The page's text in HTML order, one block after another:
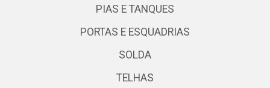
PIAS E TANQUES
PORTAS E ESQUADRIAS
SOLDA
TELHAS